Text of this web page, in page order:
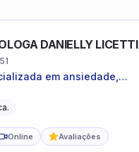
DANIELLY LICETTI
em ansiedade,
Online Avaliações